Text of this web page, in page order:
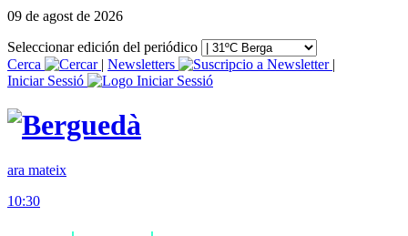
09 de agost de 2026
Seleccionar edición del periódico
Cerca
| Newsletters
|
Iniciar Sessió
ara mateix
10:30